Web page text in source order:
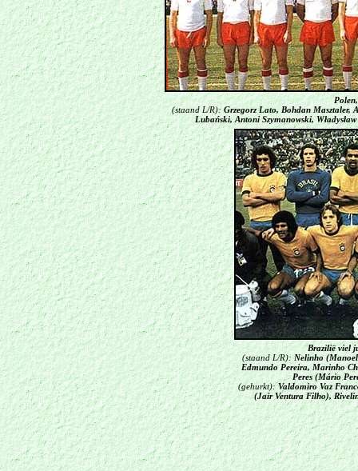
(staand L/R):Grzegorz Lato, Bohdan Masztaler,
Lubański, Antoni Szymanowski,
Brazilië viel
(staand L/R):Nelinho (Manoel
Edmundo Pereira, Marinho
Peres (Mário
(gehurkt):Valdomiro Vaz
(Jair Ventura Filho),